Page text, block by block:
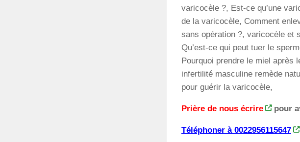
varicocèle ?, Est-ce qu’une
de la varicocèle, Comment
sans opération ?, varicocèle et
Qu’est-ce qui peut tuer le
Pourquoi prendre le miel après
infertilité masculine remède
pour guérir la varicocèle,
Prière de nous écrire pour
Téléphoner à 0022956115647